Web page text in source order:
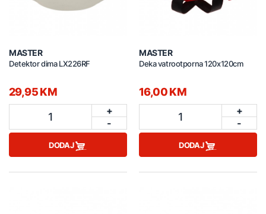
MASTER
Detektor dima LX226RF
29,95 KM
1
+
-
DODAJ
MASTER
Deka vatrootporna 120x120cm
16,00 KM
1
+
-
DODAJ